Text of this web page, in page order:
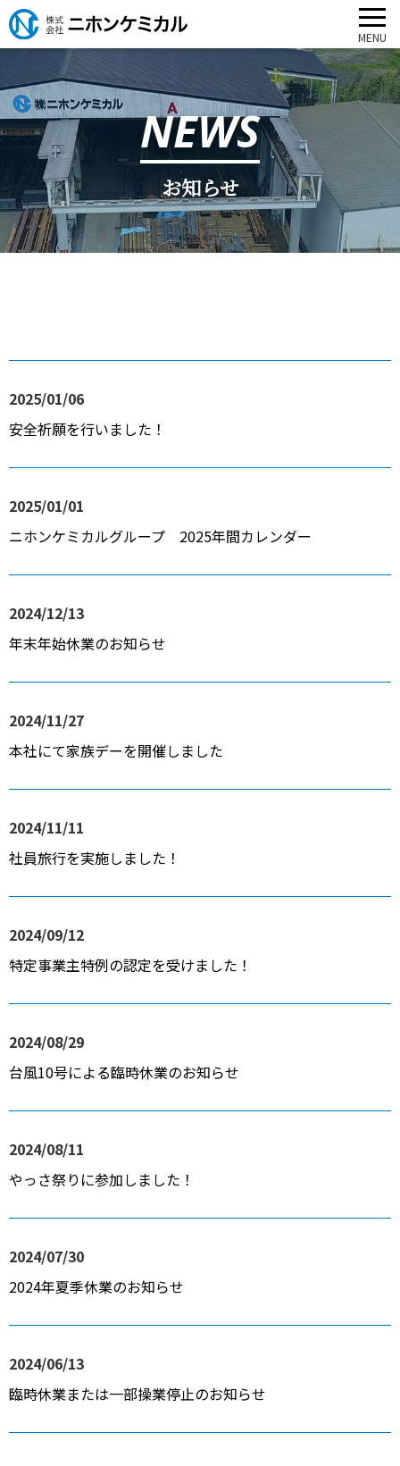
NEWS
お知らせ
2025/01/06
安全祈願を行いました！
2025/01/01
ニホンケミカルグループ 2025年間カレンダー
2024/12/13
年末年始休業のお知らせ
2024/11/27
本社にて家族デーを開催しました
2024/11/11
社員旅行を実施しました！
2024/09/12
特定事業主特例の認定を受けました！
2024/08/29
台風10号による臨時休業のお知らせ
2024/08/11
やっさ祭りに参加しました！
2024/07/30
2024年夏季休業のお知らせ
2024/06/13
臨時休業または一部操業停止のお知らせ